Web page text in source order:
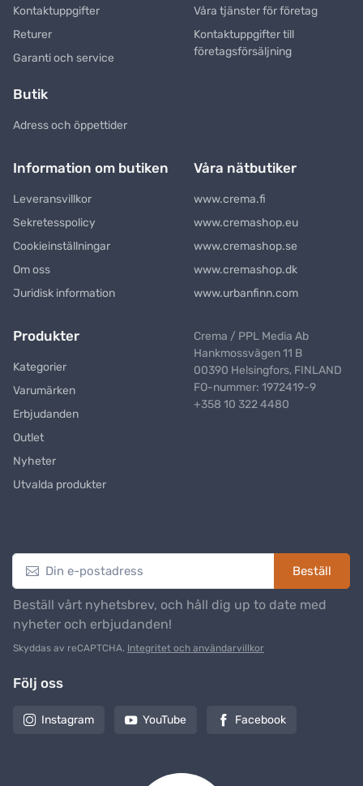
Kontaktuppgifter
Returer
Garanti och service
Våra tjänster för företag
Kontaktuppgifter till
företagsförsäljning
Butik
Adress och öppettider
Information om butiken
Leveransvillkor
Sekretesspolicy
Cookieinställningar
Om oss
Juridisk information
Våra nätbutiker
www.crema.fi
www.cremashop.eu
www.cremashop.se
www.cremashop.dk
www.urbanfinn.com
Produkter
Kategorier
Varumärken
Erbjudanden
Outlet
Nyheter
Utvalda produkter
Crema / PPL Media Ab
Hankmossvägen 11 B
00390 Helsingfors, FINLAND
FO-nummer: 1972419-9
+358 10 322 4480
Beställ
Beställ vårt nyhetsbrev, och håll dig up to date med
nyheter och erbjudanden!
Skyddas av reCAPTCHA. Integritet och användarvillkor
Följ oss
Instagram YouTube Facebook